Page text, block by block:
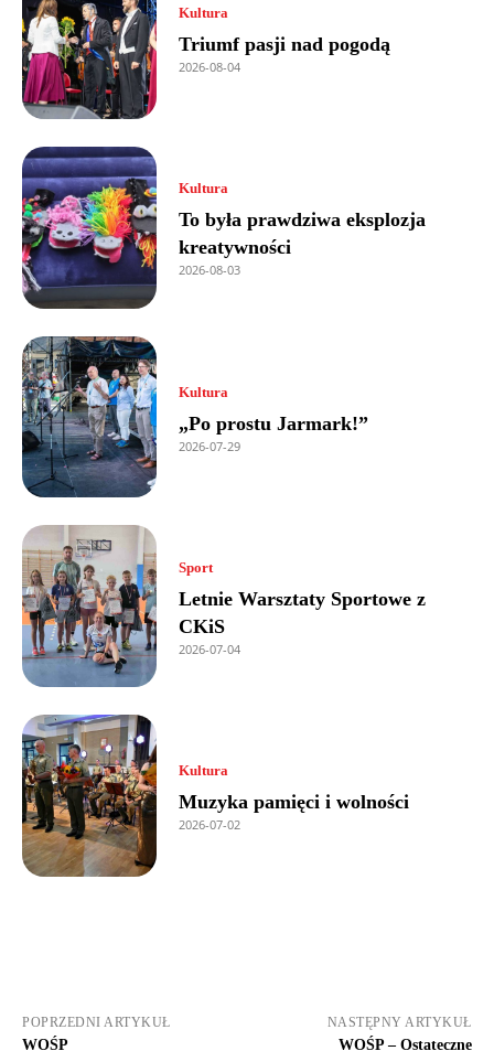
Kultura
Triumf pasji nad pogodą
2026-08-04
Kultura
To była prawdziwa eksplozja
kreatywności
2026-08-03
Kultura
„Po prostu Jarmark!”
2026-07-29
Sport
Letnie Warsztaty Sportowe z
CKiS
2026-07-04
Kultura
Muzyka pamięci i wolności
2026-07-02
POPRZEDNI ARTYKUŁ
WOŚP
NASTĘPNY ARTYKUŁ
WOŚP – Ostateczne